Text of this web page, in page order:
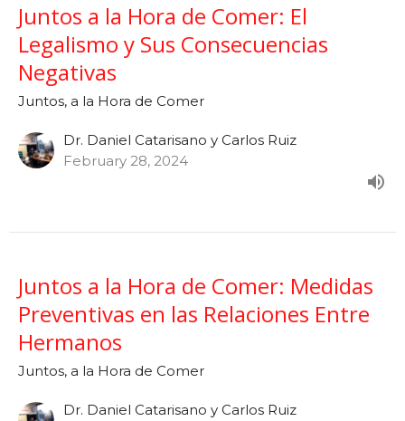
Juntos a la Hora de Comer: El
Legalismo y Sus Consecuencias
Negativas
Juntos, a la Hora de Comer
Dr. Daniel Catarisano y Carlos Ruiz
February 28, 2024
Juntos a la Hora de Comer: Medidas
Preventivas en las Relaciones Entre
Hermanos
Juntos, a la Hora de Comer
Dr. Daniel Catarisano y Carlos Ruiz